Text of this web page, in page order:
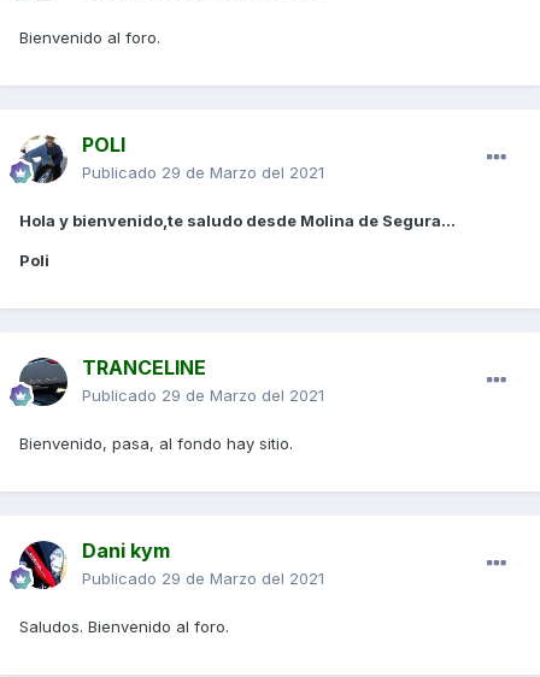
Bienvenido al foro.
POLI
Publicado 29 de Marzo del 2021
Hola y bienvenido,te saludo desde Molina de Segura...
Poli
TRANCELINE
Publicado 29 de Marzo del 2021
Bienvenido, pasa, al fondo hay sitio.
Dani kym
Publicado 29 de Marzo del 2021
Saludos. Bienvenido al foro.